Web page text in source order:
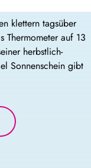
klettern tagsüber
auf 13
herbstlich-
Sonnenschein gibt